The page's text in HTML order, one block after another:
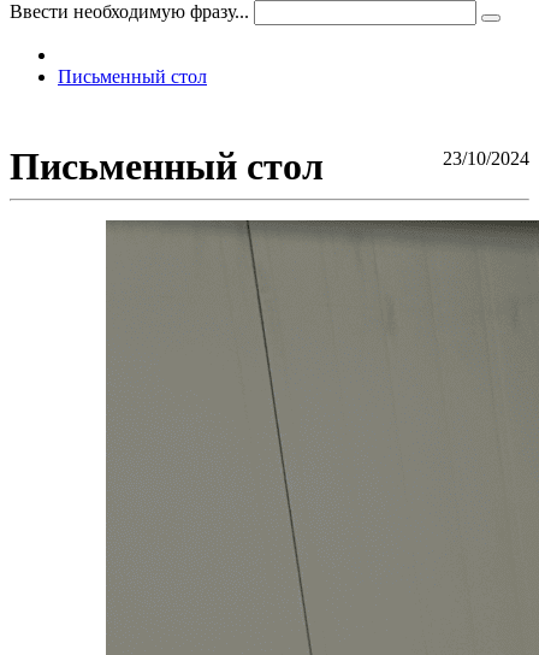
Ввести необходимую фразу...
Письменный стол
Письменный стол 23/10/2024